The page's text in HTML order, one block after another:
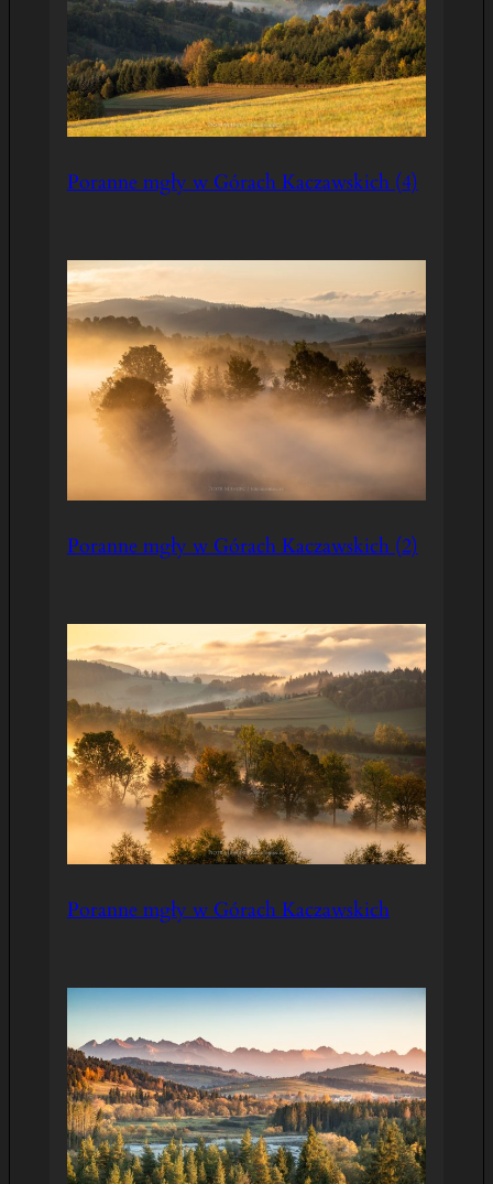
Poranne mgły w Górach Kaczawskich (4)
Poranne mgły w Górach Kaczawskich (2)
Poranne mgły w Górach Kaczawskich